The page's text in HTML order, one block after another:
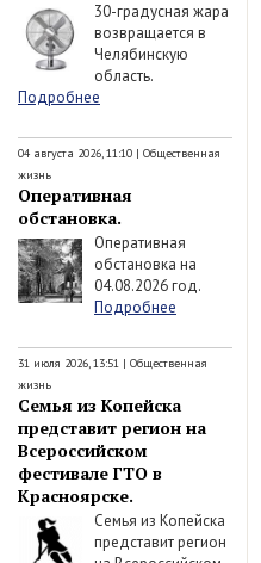
30-градусная жара
возвращается в
Челябинскую
область.
Подробнее
04 августа 2026, 11:10 | Общественная
жизнь
Оперативная
обстановка.
Оперативная
обстановка на
04.08.2026 год.
Подробнее
31 июля 2026, 13:51 | Общественная
жизнь
Семья из Копейска
представит регион на
Всероссийском
фестивале ГТО в
Красноярске.
Семья из Копейска
представит регион